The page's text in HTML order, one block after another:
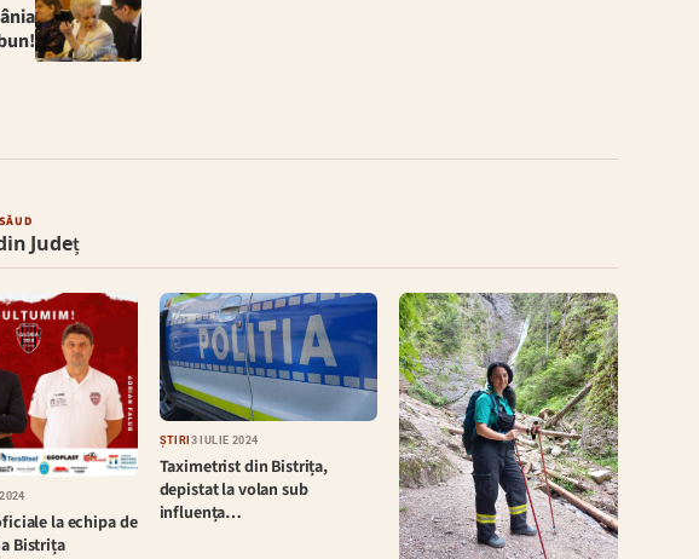
Județ
la echipa de
Bistrița
ȘTIRI 3 IULIE 2024
Taximetrist din Bistrița,
depistat la volan sub
influența…